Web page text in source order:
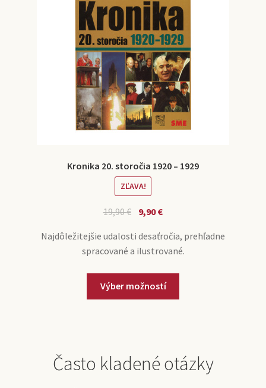
Kronika 20. storočia 1920 – 1929
ZĽAVA!
19,90€ 9,90€
Najdôležitejšie udalosti desaťročia, prehľadne
spracované a ilustrované.
Výber možností
Často kladené otázky